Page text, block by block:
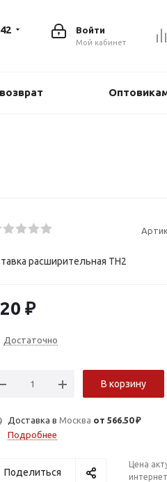
Войти
Мой кабинет
расширительная TH2
₽
Достаточно
В корзину
Доставка в Москва от 566.50 ₽
Подробнее
Поделиться
Цена